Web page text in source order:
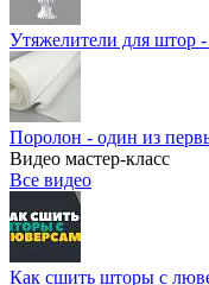
Утяжелители для штор -
Поролон - один из
Видео мастер-класс
Все видео
Как сшить шторы с